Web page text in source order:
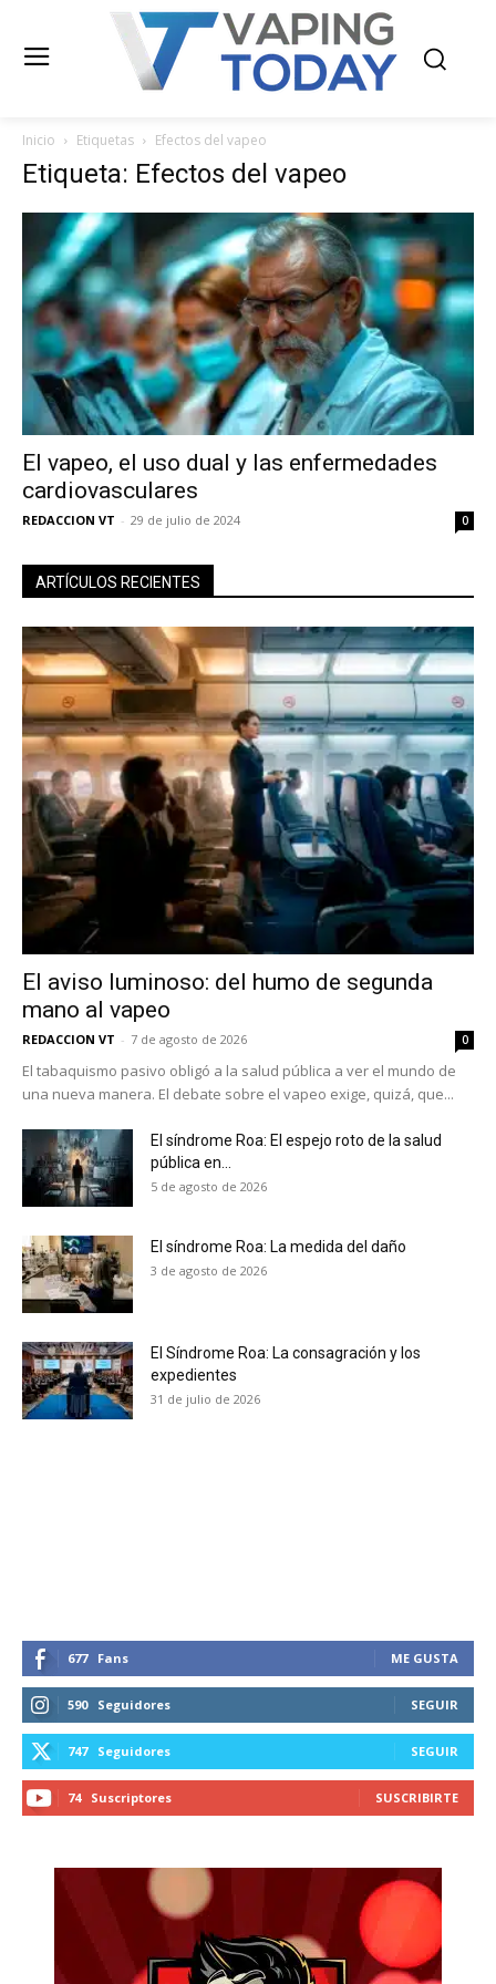
No te pierdas de las
Inicio Etiquetas Efectos del vapeo
Etiqueta: Efectos del vapeo
El vapeo, el uso dual y las enfermedades
cardiovasculares
REDACCION VT - 29 de julio de 2024 0
ARTÍCULOS RECIENTES
El aviso luminoso: del humo de segunda
mano al vapeo
REDACCION VT - 7 de agosto de 2026 0
El tabaquismo pasivo obligó a la salud pública a ver el mundo de
una nueva manera. El debate sobre el vapeo exige, quizá, que...
El síndrome Roa: El espejo roto de la salud
pública en...
5 de agosto de 2026
El síndrome Roa: La medida del daño
3 de agosto de 2026
El Síndrome Roa: La consagración y los
expedientes
31 de julio de 2026
677 Fans ME GUSTA
590 Seguidores SEGUIR
747 Seguidores SEGUIR
74 Suscriptores SUSCRIBIRTE